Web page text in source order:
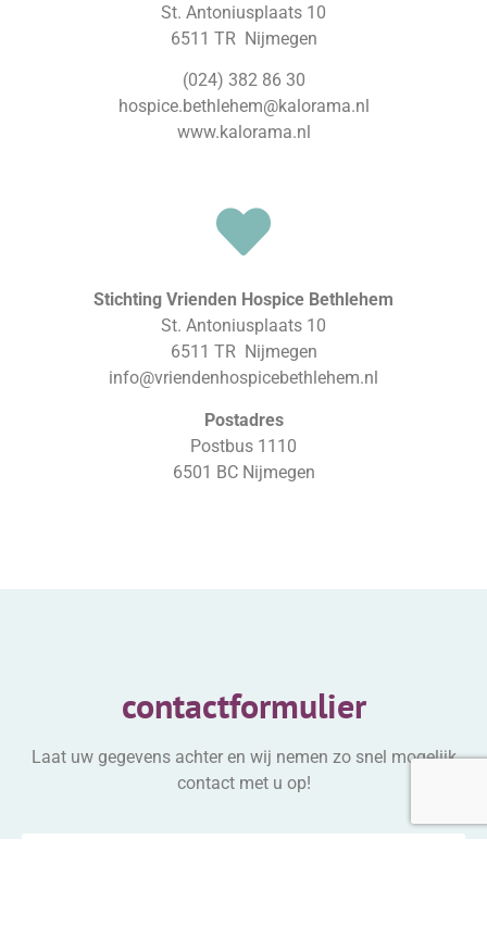
St. Antoniusplaats 10
6511 TR Nijmegen
(024) 382 86 30
hospice.bethlehem@kalorama.nl
www.kalorama.nl
Stichting Vrienden Hospice Bethlehem
St. Antoniusplaats 10
6511 TR Nijmegen
info@vriendenhospicebethlehem.nl
Postadres
Postbus 1110
6501 BC Nijmegen
contactformulier
Laat uw gegevens achter en wij nemen zo snel mogelijk
contact met u op!